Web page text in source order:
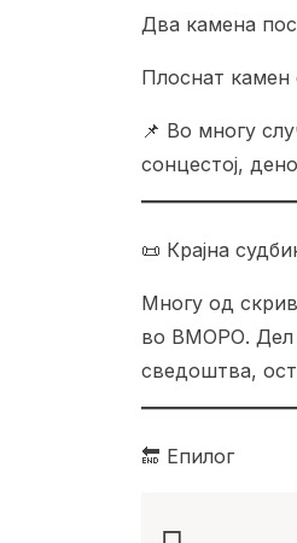
Два камена
Плоснат камен
📌 Во многу
сонцестој,
📜 Крајна
Многу од
во ВМОРО. Дел
сведоштва,
🔚 Епилог